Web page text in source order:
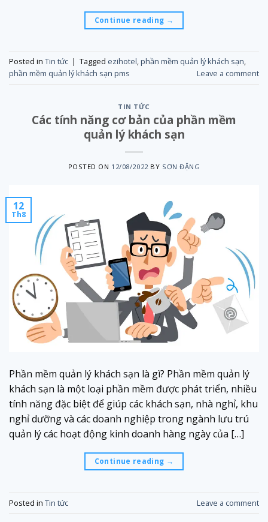
Continue reading →
Posted in Tin tức | Tagged ezihotel,phần mềm quản lý khách sạn,
phần mềm quản lý khách sạn pms
Leave a comment
TIN TỨC
Các tính năng cơ bản của phần mềm
quản lý khách sạn
POSTED ON 12/08/2022BY SƠN ĐẶNG
12
Th8
Phần mềm quản lý khách sạn là gì? Phần mềm quản lý
khách sạn là một loại phần mềm được phát triển, nhiều
tính năng đặc biệt để giúp các khách sạn, nhà nghỉ, khu
nghỉ dưỡng và các doanh nghiệp trong ngành lưu trú
quản lý các hoạt động kinh doanh hàng ngày của […]
Continue reading →
Posted in Tin tức Leave a comment